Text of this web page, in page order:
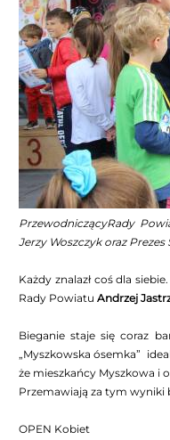
PrzewodniczącyRady
Jerzy Woszczyk oraz
Każdy znalazł coś dla
Rady Powiatu Andrzej
Bieganie staje się coraz
„Myszkowska ósemka”
że mieszkańcy Myszkowa i
Przemawiają za tym wyniki
OPEN Kobiet